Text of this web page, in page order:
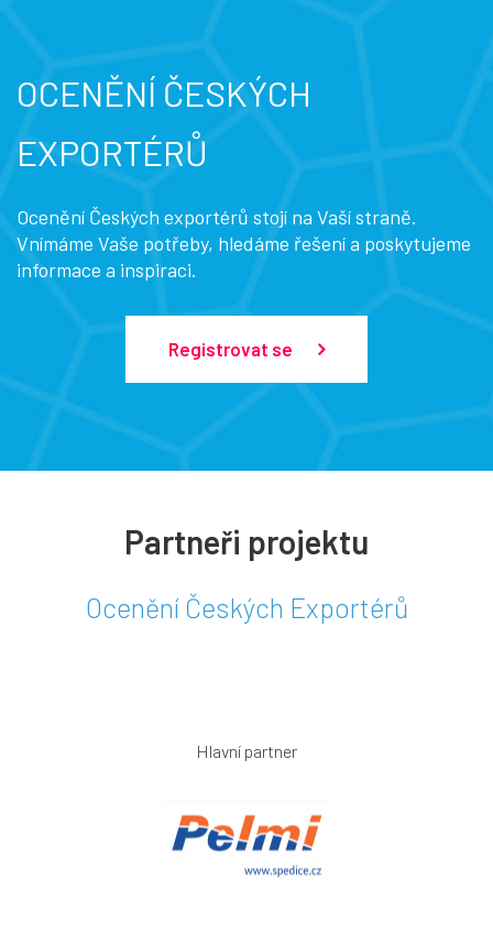
OCENĚNÍ ČESKÝCH
EXPORTÉRŮ
Ocenění Českých exportérů stojí na Vaší straně.
Vnímáme Vaše potřeby, hledáme řešení a poskytujeme
informace a inspiraci.
Registrovat se
Partneři projektu
Ocenění Českých Exportérů
Hlavní partner